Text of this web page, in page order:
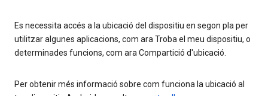
Es necessita accés a la ubicació del dispositiu en segon pla per
utilitzar algunes aplicacions, com ara Troba el meu dispositiu, o
determinades funcions, com ara Compartició d'ubicació.
Per obtenir més informació sobre com funciona la ubicació al